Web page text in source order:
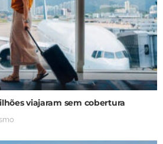
viajaram sem cobertura